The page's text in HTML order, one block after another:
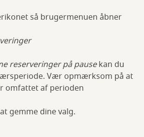
så brugermenuen åbner
reserveringer på pausekan du
Vær opmærksom på at
omfattet af perioden
gemme dine valg.